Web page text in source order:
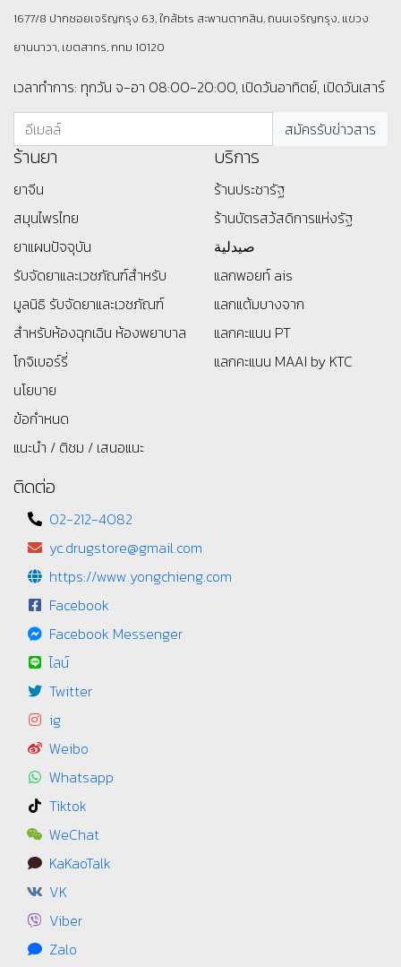
1677/8 ปากซอยเจริญกรุง 63, ใกล้bts สะพานตากสิน, ถนนเจริญกรุง, แขวง
ยานนาวา, เขตสาทร, กทม 10120
เวลาทำการ: ทุกวัน จ-อา 08:00-20:00, เปิดวันอาทิตย์, เปิดวันเสาร์
ร้านยา
ยาจีน
สมุนไพรไทย
ยาแผนปัจจุบัน
รับจัดยาและเวชภัณฑ์สำหรับ
มูลนิธิ รับจัดยาและเวชภัณฑ์
สำหรับห้องฉุกเฉิน ห้องพยาบาล
โกจิเบอร์รี่
นโยบาย
ข้อกำหนด
แนะนำ / ติชม / เสนอแนะ
บริการ
ร้านประชารัฐ
ร้านบัตรสว้สดิการแห่งรัฐ
صيدلية
แลกพอยท์ ais
แลกแต้มบางจาก
แลกคะแนน PT
แลกคะแนน MAAI by KTC
ติดต่อ
02-212-4082
yc.drugstore@gmail.com
https://www.yongchieng.com
Facebook
Facebook Messenger
ไลน์
Twitter
ig
Weibo
Whatsapp
Tiktok
WeChat
KaKaoTalk
VK
Viber
Zalo